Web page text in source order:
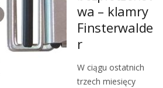
wa – klamry
Finsterwalde
r
W ciągu ostatnich
trzech miesięcy